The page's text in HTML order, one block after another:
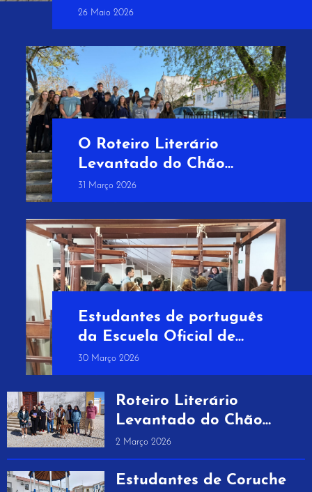
de maio
26 Maio 2026
O Roteiro Literário
Levantado do Chão
continua a crescer!
31 Março 2026
Estudantes de português
da Escuela Oficial de
Idiomas de Badajoz
percorrem os caminhos de
Levantado do Chão
30 Março 2026
Roteiro Literário
Levantado do Chão
reúne três dias de
literatura e memórias
2 Março 2026
Estudantes de Coruche